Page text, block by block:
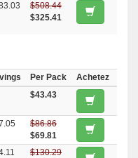
$508.44
$325.41
Per Pack
Achetez
$43.43
$86.86
$69.81
$130.29